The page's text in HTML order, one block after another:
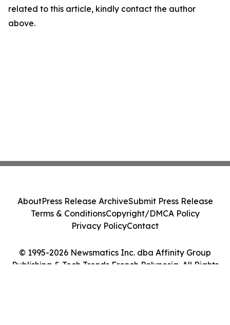
related to this article, kindly contact the author
above.
© 1995-2026 Newsmatics Inc. dba Affinity Group
Publishing & Tech Trends French Polynesia. All Rights
AboutPress Release ArchiveSubmit Press Release
Terms & ConditionsCopyright/DMCA Policy
Privacy PolicyContact